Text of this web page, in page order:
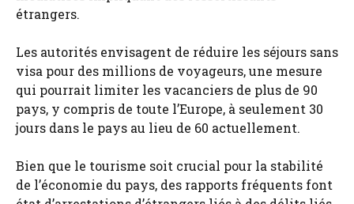
étrangers.
Les autorités envisagent de réduire les séjours sans
visa pour des millions de voyageurs, une mesure
qui pourrait limiter les vacanciers de plus de 90
pays, y compris de toute l’Europe, à seulement 30
jours dans le pays au lieu de 60 actuellement.
Bien que le tourisme soit crucial pour la stabilité
de l’économie du pays, des rapports fréquents font